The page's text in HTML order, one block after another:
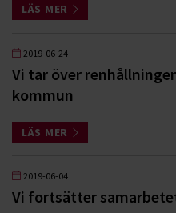
LÄS MER
2019-06-24
Vi tar över
kommun
LÄS MER
2019-06-04
Vi fortsätter